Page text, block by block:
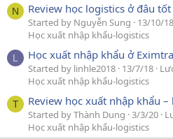
N Review học logistics ở đâu tốt
Started by Nguyễn Sung 13/10/18
Học xuất nhập khẩu-logistics
L Học xuất nhập khẩu ở
Started by linhle2018 13/7/18
Học xuất nhập khẩu-logistics
T Review học xuất nhập khẩu
Started by Thành Dung 3/3/20
Học xuất nhập khẩu-logistics